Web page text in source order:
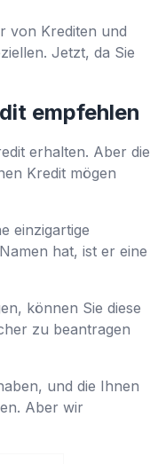
von Krediten und
Jetzt, da Sie
empfehlen
erhalten. Aber die
Kredit mögen
einzigartige
hat, ist er eine
können Sie diese
zu beantragen
und die Ihnen
Aber wir